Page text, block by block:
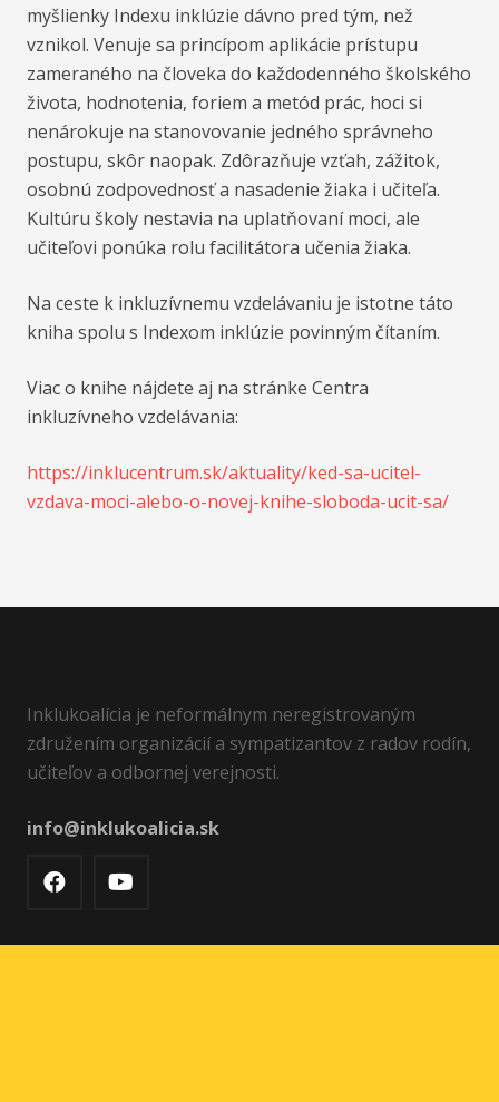
myšlienky Indexu inklúzie dávno pred tým, než
vznikol. Venuje sa princípom aplikácie prístupu
zameraného na človeka do každodenného školského
života, hodnotenia, foriem a metód prác, hoci si
nenárokuje na stanovovanie jedného správneho
postupu, skôr naopak. Zdôrazňuje vzťah, zážitok,
osobnú zodpovednosť a nasadenie žiaka i učiteľa.
Kultúru školy nestavia na uplatňovaní moci, ale
učiteľovi ponúka rolu facilitátora učenia žiaka.
Na ceste k inkluzívnemu vzdelávaniu je istotne táto
kniha spolu s Indexom inklúzie povinným čítaním.
Viac o knihe nájdete aj na stránke Centra
inkluzívneho vzdelávania:
https://inklucentrum.sk/aktuality/ked-sa-ucitel-
vzdava-moci-alebo-o-novej-knihe-sloboda-ucit-sa/
Inklukoalícia je neformálnym neregistrovaným
združením organizácií a sympatizantov z radov rodín,
učiteľov a odbornej verejnosti.
info@inklukoalicia.sk